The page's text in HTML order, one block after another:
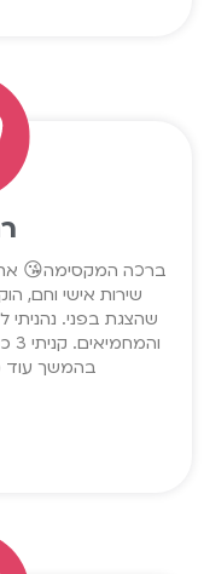
ברכה המקסימה😘
שירות אישי וחם,
שהצגת בפני.
בהמשך עוד